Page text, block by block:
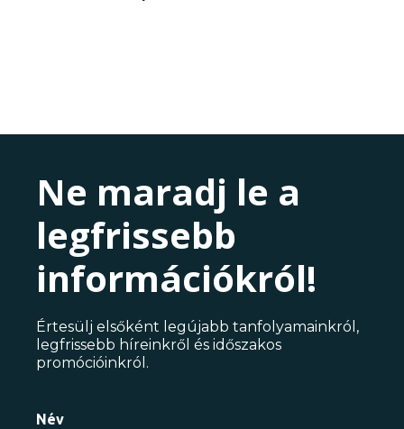
Ne maradj le a
legfrissebb
információkról!
Értesülj elsőként legújabb tanfolyamainkról,
legfrissebb híreinkről és időszakos
promócióinkról.